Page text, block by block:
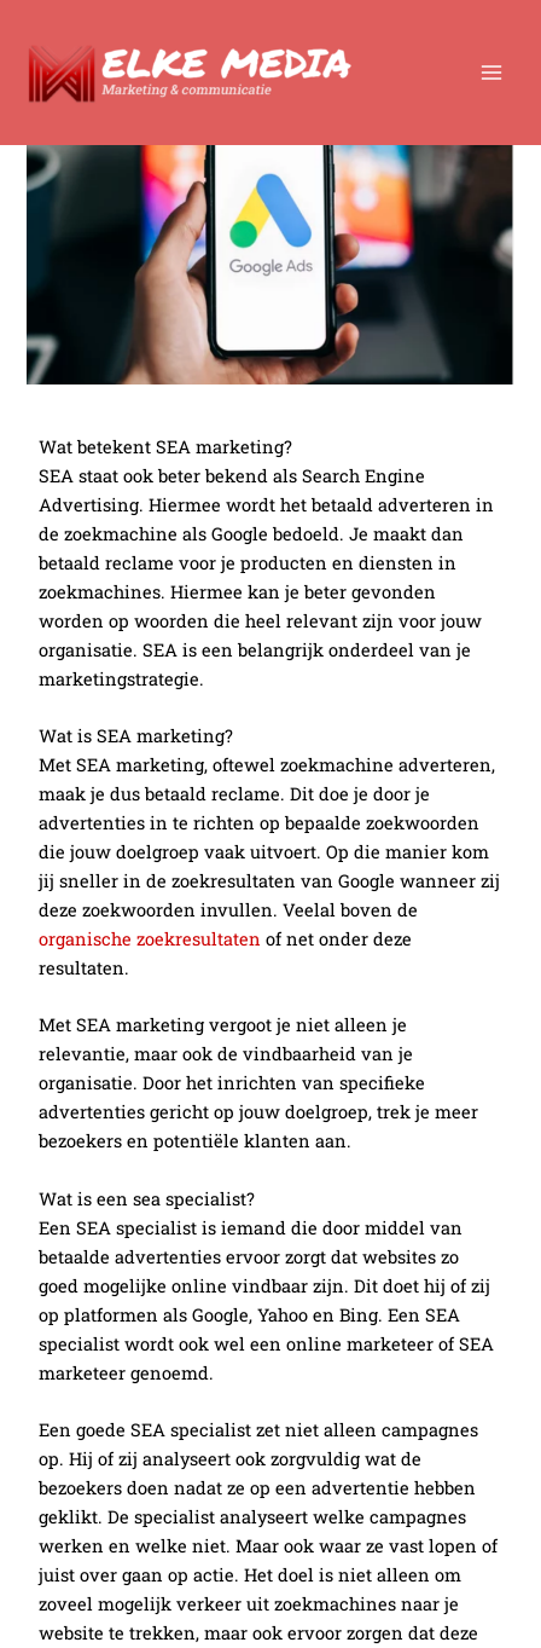
naar
inhoud
Wat betekent SEA marketing?
SEA staat ook beter bekend als Search Engine
Advertising. Hiermee wordt het betaald adverteren in
de zoekmachine als Google bedoeld. Je maakt dan
betaald reclame voor je producten en diensten in
zoekmachines. Hiermee kan je beter gevonden
worden op woorden die heel relevant zijn voor jouw
organisatie. SEA is een belangrijk onderdeel van je
marketingstrategie.
Wat is SEA marketing?
Met SEA marketing, oftewel zoekmachine adverteren,
maak je dus betaald reclame. Dit doe je door je
advertenties in te richten op bepaalde zoekwoorden
die jouw doelgroep vaak uitvoert. Op die manier kom
jij sneller in de zoekresultaten van Google wanneer zij
deze zoekwoorden invullen. Veelal boven de
organische zoekresultaten of net onder deze
resultaten.
Met SEA marketing vergoot je niet alleen je
relevantie, maar ook de vindbaarheid van je
organisatie. Door het inrichten van specifieke
advertenties gericht op jouw doelgroep, trek je meer
bezoekers en potentiële klanten aan.
Wat is een sea specialist?
Een SEA specialist is iemand die door middel van
betaalde advertenties ervoor zorgt dat websites zo
goed mogelijke online vindbaar zijn. Dit doet hij of zij
op platformen als Google, Yahoo en Bing. Een SEA
specialist wordt ook wel een online marketeer of SEA
marketeer genoemd.
Een goede SEA specialist zet niet alleen campagnes
op. Hij of zij analyseert ook zorgvuldig wat de
bezoekers doen nadat ze op een advertentie hebben
geklikt. De specialist analyseert welke campagnes
werken en welke niet. Maar ook waar ze vast lopen of
juist over gaan op actie. Het doel is niet alleen om
zoveel mogelijk verkeer uit zoekmachines naar je
website te trekken, maar ook ervoor zorgen dat deze